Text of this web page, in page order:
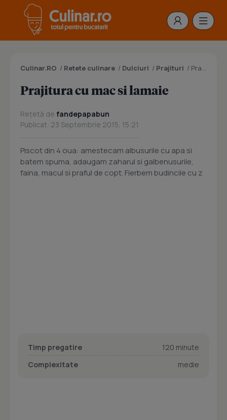
Culinar.RO / Retete culinare / Dulciuri / Prajituri / Prajitura cu mac si lamaie
Prajitura cu mac si lamaie
Rețetă de fandepapabun
Publicat: 23 Septembrie 2015, 15:21
Piscot din 4 oua: amestecam albusurile cu apa si
batem spuma, adaugam zaharul si galbenusurile,
faina, macul si praful de copt. Fierbem budincile cu z
Timp pregatire
120 minute
Complexitate
medie